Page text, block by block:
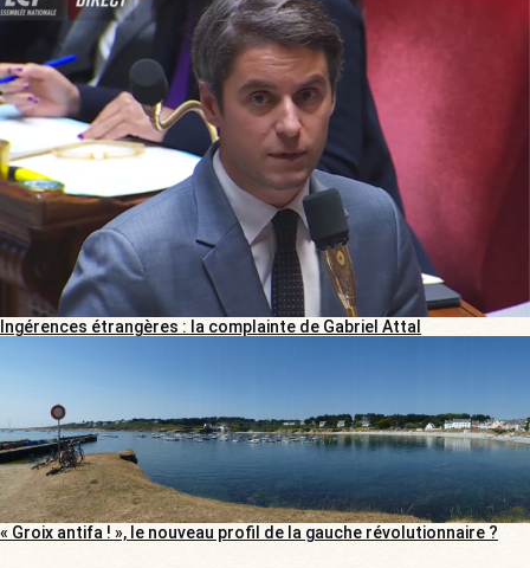
Ingérences étrangères : la complainte de Gabriel Attal
« Groix antifa ! », le nouveau profil de la gauche révolutionnaire ?